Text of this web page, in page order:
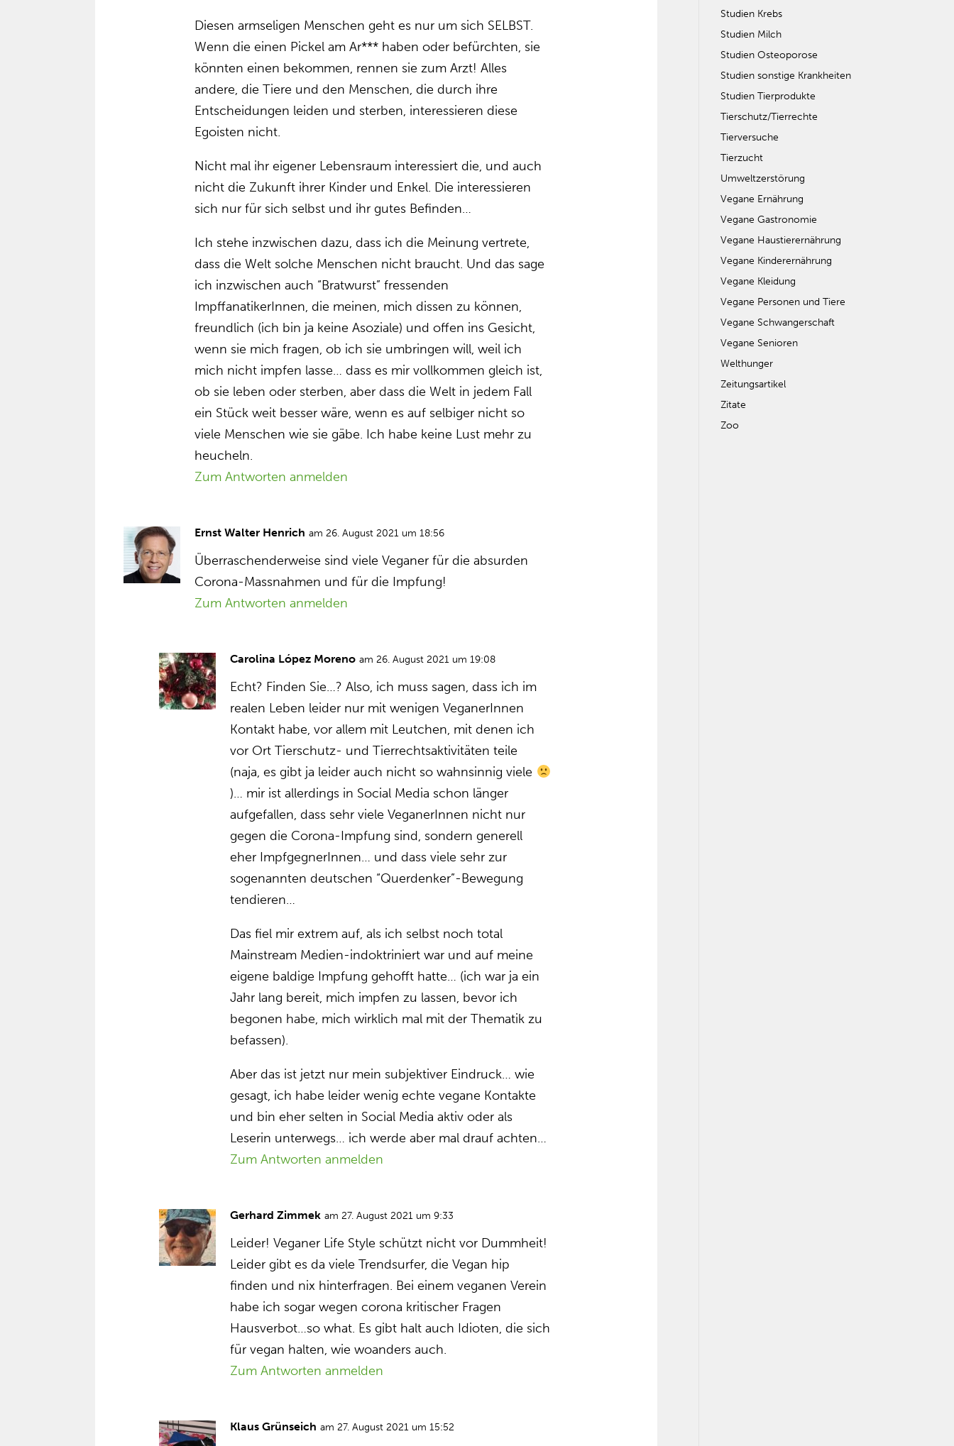
Diesen armseligen Menschen geht es nur um sich SELBST.
Wenn die einen Pickel am Ar*** haben oder befürchten, sie
könnten einen bekommen, rennen sie zum Arzt! Alles
andere, die Tiere und den Menschen, die durch ihre
Entscheidungen leiden und sterben, interessieren diese
Egoisten nicht.
Nicht mal ihr eigener Lebensraum interessiert die, und auch
nicht die Zukunft ihrer Kinder und Enkel. Die interessieren
sich nur für sich selbst und ihr gutes Befinden…
Ich stehe inzwischen dazu, dass ich die Meinung vertrete,
dass die Welt solche Menschen nicht braucht. Und das sage
ich inzwischen auch “Bratwurst” fressenden
ImpffanatikerInnen, die meinen, mich dissen zu können,
freundlich (ich bin ja keine Asoziale) und offen ins Gesicht,
wenn sie mich fragen, ob ich sie umbringen will, weil ich
mich nicht impfen lasse… dass es mir vollkommen gleich ist,
ob sie leben oder sterben, aber dass die Welt in jedem Fall
ein Stück weit besser wäre, wenn es auf selbiger nicht so
viele Menschen wie sie gäbe. Ich habe keine Lust mehr zu
heucheln.
Zum Antworten anmelden
Ernst Walter Henrich am 26. August 2021 um 18:56
Überraschenderweise sind viele Veganer für die absurden
Corona-Massnahmen und für die Impfung!
Zum Antworten anmelden
Carolina López Moreno am 26. August 2021 um 19:08
Echt? Finden Sie…? Also, ich muss sagen, dass ich im
realen Leben leider nur mit wenigen VeganerInnen
Kontakt habe, vor allem mit Leutchen, mit denen ich
vor Ort Tierschutz- und Tierrechtsaktivitäten teile
(naja, es gibt ja leider auch nicht so wahnsinnig viele
)… mir ist allerdings in Social Media schon länger
aufgefallen, dass sehr viele VeganerInnen nicht nur
gegen die Corona-Impfung sind, sondern generell
eher ImpfgegnerInnen… und dass viele sehr zur
sogenannten deutschen “Querdenker”-Bewegung
tendieren…
Das fiel mir extrem auf, als ich selbst noch total
Mainstream Medien-indoktriniert war und auf meine
eigene baldige Impfung gehofft hatte… (ich war ja ein
Jahr lang bereit, mich impfen zu lassen, bevor ich
begonen habe, mich wirklich mal mit der Thematik zu
befassen).
Aber das ist jetzt nur mein subjektiver Eindruck… wie
gesagt, ich habe leider wenig echte vegane Kontakte
und bin eher selten in Social Media aktiv oder als
Leserin unterwegs… ich werde aber mal drauf achten…
Zum Antworten anmelden
Gerhard Zimmek am 27. August 2021 um 9:33
Leider! Veganer Life Style schützt nicht vor Dummheit!
Leider gibt es da viele Trendsurfer, die Vegan hip
finden und nix hinterfragen. Bei einem veganen Verein
habe ich sogar wegen corona kritischer Fragen
Hausverbot…so what. Es gibt halt auch Idioten, die sich
für vegan halten, wie woanders auch.
Zum Antworten anmelden
Klaus Grünseich am 27. August 2021 um 15:52
Studien Krebs
Studien Milch
Studien Osteoporose
Studien sonstige Krankheiten
Studien Tierprodukte
Tierschutz/Tierrechte
Tierversuche
Tierzucht
Umweltzerstörung
Vegane Ernährung
Vegane Gastronomie
Vegane Haustierernährung
Vegane Kinderernährung
Vegane Kleidung
Vegane Personen und Tiere
Vegane Schwangerschaft
Vegane Senioren
Welthunger
Zeitungsartikel
Zitate
Zoo